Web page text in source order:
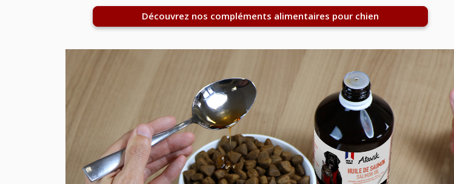
Découvrez nos compléments alimentaires pour chien